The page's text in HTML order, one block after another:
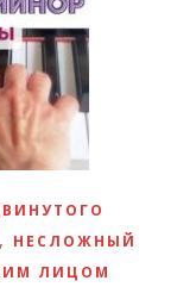
, НЕСЛОЖНЫЙ
ЛИЦОМ